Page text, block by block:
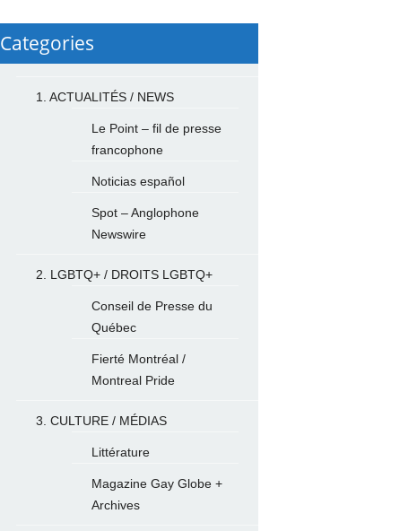
Categories
1. ACTUALITÉS / NEWS
Le Point – fil de presse
francophone
Noticias español
Spot – Anglophone
Newswire
2. LGBTQ+ / DROITS LGBTQ+
Conseil de Presse du
Québec
Fierté Montréal /
Montreal Pride
3. CULTURE / MÉDIAS
Littérature
Magazine Gay Globe +
Archives